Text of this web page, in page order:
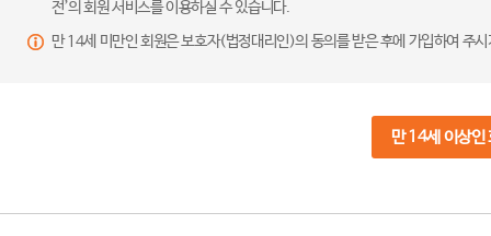
전’의 회원 서비스를 이용하실 수 있습니다.
만 14세 미만인 회원은 보호자(법정대리인)의 동의를 받은 후에 가입하여 주
만 14세 이상인